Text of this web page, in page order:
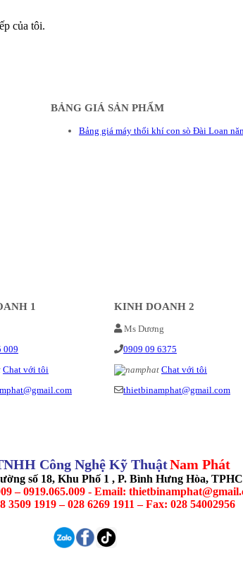
của tôi.
BẢNG GIÁ SẢN PHẨM
Bảng giá máy thổi khí con sò Đài Loan
1
009
Chat với tôi
KINH DOANH 2
Ms Dương
0909 09 6375
Chat với tôi
thietbinamphat@gmail.com
Công Nghệ Kỹ ThuậtNam Phát
số 18, Khu Phố 1 , P. Bình Hưng Hòa,
– 0919.065.009 - Email:
3509 1919 – 028 6269 1911 – Fax: 028 54002956